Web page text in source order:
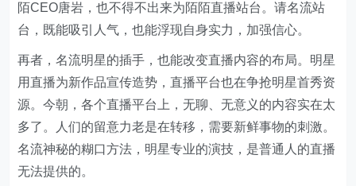
陌CEO唐岩，也不得不出来为陌陌直播站台。请名流站
台，既能吸引人气，也能浮现自身实力，加强信心。
再者，名流明星的插手，也能改变直播内容的布局。明星
用直播为新作品宣传造势，直播平台也在争抢明星首秀资
源。今朝，各个直播平台上，无聊、无意义的内容实在太
多了。人们的留意力老是在转移，需要新鲜事物的刺激。
名流神秘的糊口方法，明星专业的演技，是普通人的直播
无法提供的。